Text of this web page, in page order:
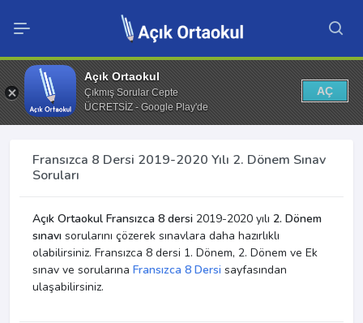
Açık Ortaokul
Çıkmış Sorular Cepte
ÜCRETSİZ - Google Play'de
AÇ
Fransızca 8 Dersi 2019-2020 Yılı 2. Dönem Sınav
Soruları
Açık Ortaokul Fransızca 8 dersi 2019-2020 yılı 2. Dönem
sınavı sorularını çözerek sınavlara daha hazırlıklı
olabilirsiniz. Fransızca 8 dersi 1. Dönem, 2. Dönem ve Ek
sınav ve sorularına Fransızca 8 Dersi sayfasından
ulaşabilirsiniz.